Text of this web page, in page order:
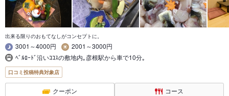
出来る限りのおもてなしがコンセプトに。
3001～4000円
2001～3000円
ﾍﾞﾙﾛｰﾄﾞ沿いｺｺｽの敷地内｡彦根駅から車で10分｡
口コミ投稿特典対象店
クーポン コース